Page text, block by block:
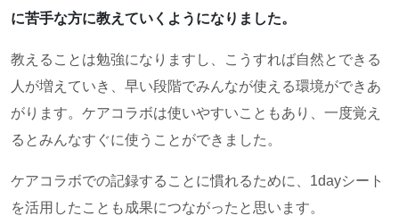
に苦手な方に教えていくようになりました。
教えることは勉強になりますし、こうすれば自然とできる
人が増えていき、早い段階でみんなが使える環境ができあ
がります。ケアコラボは使いやすいこともあり、一度覚え
るとみんなすぐに使うことができました。
ケアコラボでの記録することに慣れるために、1dayシート
を活用したことも成果につながったと思います。